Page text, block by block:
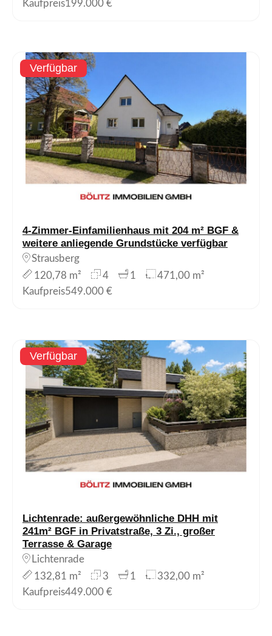
Kaufpreis199.000 €
Verfügbar
4-Zimmer-Einfamilienhaus mit 204 m² BGF &
weitere anliegende Grundstücke verfügbar
Strausberg
120,78 m²
4 1
471,00 m²
Kaufpreis549.000 €
Verfügbar
Lichtenrade: außergewöhnliche DHH mit
241m² BGF in Privatstraße, 3 Zi., großer
Terrasse & Garage
Lichtenrade
132,81 m²
3 1
332,00 m²
Kaufpreis449.000 €